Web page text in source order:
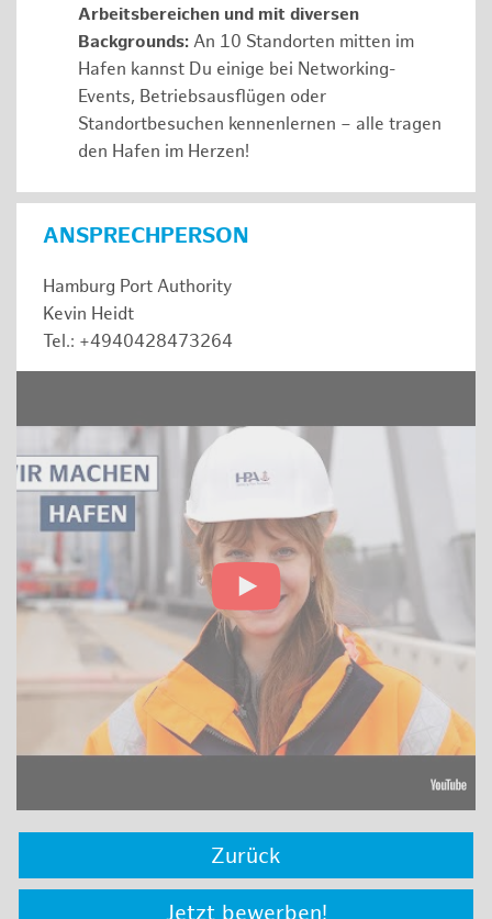
Arbeitsbereichen und mit diversen
Backgrounds: An 10 Standorten mitten im
Hafen kannst Du einige bei Networking-
Events, Betriebsausflügen oder
Standortbesuchen kennenlernen – alle tragen
den Hafen im Herzen!
ANSPRECHPERSON
Hamburg Port Authority
Kevin Heidt
Tel.: +4940428473264
Zurück
Jetzt bewerben!